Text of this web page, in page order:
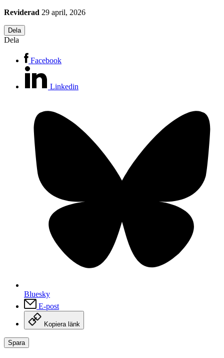
Reviderad 29 april, 2026
Dela
Dela
Facebook
Linkedin
Bluesky
E-post
Kopiera länk
Spara